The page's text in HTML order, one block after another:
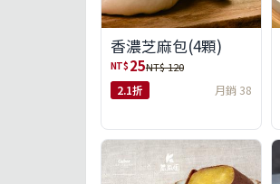
香濃芝麻包(4顆)
NT$ 25NT$ 120
2.1折 月銷 38